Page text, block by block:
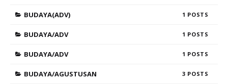
BUDAYA(ADV) 1
BUDAYA/ADV 1
BUDAYA/ADV 1
BUDAYA/AGUSTUSAN 3